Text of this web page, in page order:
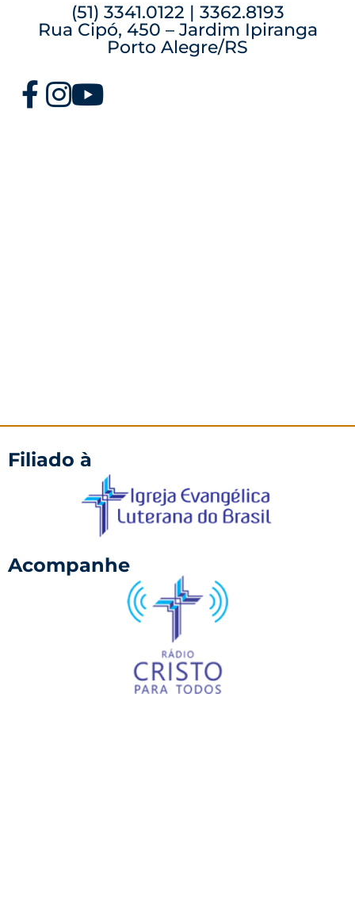
(51) 3341.0122 | 3362.8193
Rua Cipó, 450 – Jardim Ipiranga
Porto Alegre/RS
Filiado à
Acompanhe